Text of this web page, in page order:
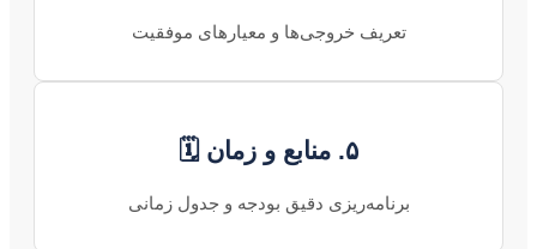
تعریف خروجی‌ها و معیارهای موفقیت
۵. منابع و زمان 🗓️
برنامه‌ریزی دقیق بودجه و جدول زمانی